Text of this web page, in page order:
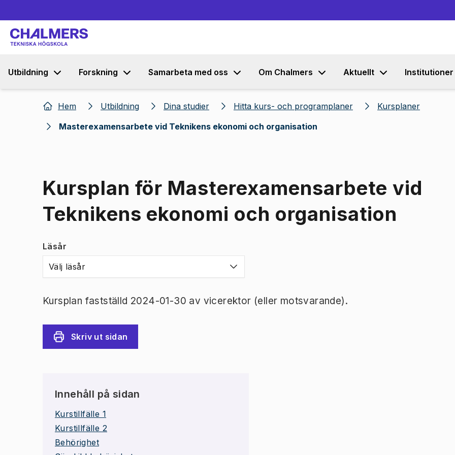
Utbildning Forskning Samarbeta med oss Om Chalmers Aktuellt Institutioner
Hem Utbildning Dina studier Hitta kurs- och programplaner
Kursplaner
Masterexamensarbete vid Teknikens ekonomi och organisation
Kursplan för Masterexamensarbete vid
Teknikens ekonomi och organisation
Läsår
Välj läsår
Kursplan fastställd 2024-01-30 av vicerektor (eller motsvarande).
Skriv ut sidan
Innehåll på sidan
Kurstillfälle 1
Kurstillfälle 2
Behörighet